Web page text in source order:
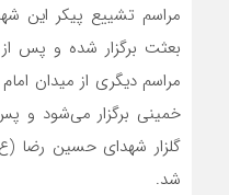
مراسم دیگری از میدان
خمینی برگزار می‌شود و
گلزار شهدای حسین رضا
شد.